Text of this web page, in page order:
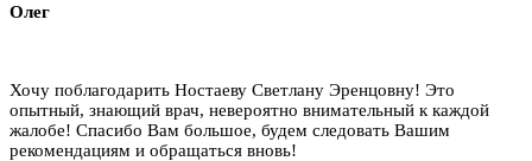
Олег
Хочу поблагодарить Ностаеву Светлану Эренцовну! Это
опытный, знающий врач, невероятно внимательный к каждой
жалобе! Спасибо Вам большое, будем следовать Вашим
рекомендациям и обращаться вновь!